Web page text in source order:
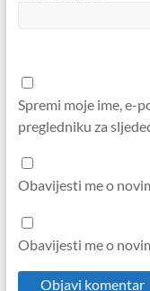
Spremi moje ime, e-
pregledniku za
Obavijesti me o
Obavijesti me o